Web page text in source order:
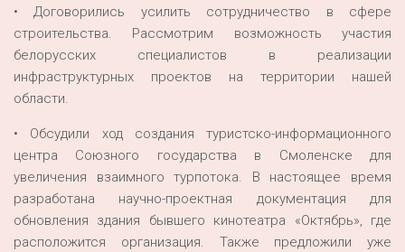
• Договорились усилить сотрудничество в сфере
строительства. Рассмотрим возможность участия
белорусских специалистов в реализации
инфраструктурных проектов на территории нашей
области.
• Обсудили ход создания туристско-информационного
центра Союзного государства в Смоленске для
увеличения взаимного турпотока. В настоящее время
разработана научно-проектная документация для
обновления здания бывшего кинотеатра «Октябрь», где
расположится организация. Также предложили уже